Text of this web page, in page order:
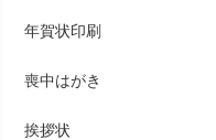
年賀状印刷
喪中はがき
挨拶状